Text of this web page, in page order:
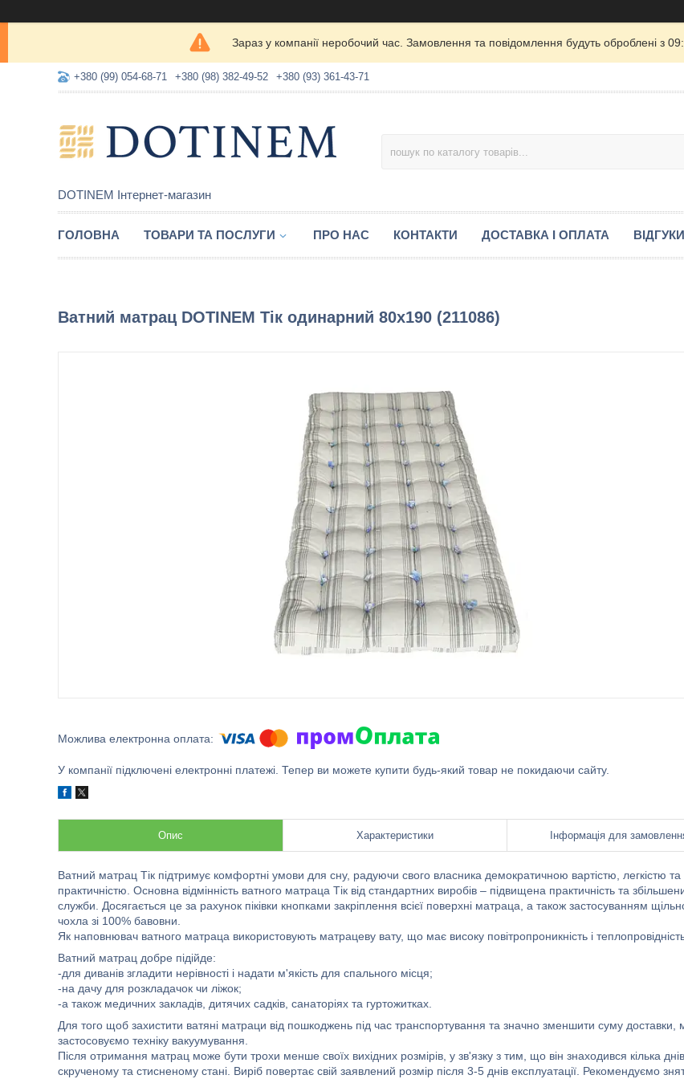
Зараз у компанії неробочий час. Замовлення та повідомлення будуть оброблені з
+380 (99) 054-68-71 +380 (98) 382-49-52 +380 (93) 361-43-71
DOTINEM Інтернет-магазин
ГОЛОВНА ТОВАРИ ТА ПОСЛУГИ ПРО НАС КОНТАКТИ ДОСТАВКА І ОПЛАТА ВІДГУКИ
Ватний матрац DOTINEM Тік одинарний 80х190 (211086)
У компанії підключені електронні платежі. Тепер ви можете купити будь-який товар не покидаючи сайту.
Опис Характеристики Інформація для
Ватний матрац Тік підтримує комфортні умови для сну, радуючи свого власника демократичною вартістю, легкістю та
практичністю. Основна відмінність ватного матраца Тік від стандартних виробів – підвищена практичність та
служби. Досягається це за рахунок піківки кнопками закріплення всієї поверхні матраца, а також застосуванням
чохла зі 100% бавовни.
Як наповнювач ватного матраца використовують матрацеву вату, що має високу повітропроникність і
Ватний матрац добре підійде:
-для диванів згладити нерівності і надати м'якість для спального місця;
-на дачу для розкладачок чи ліжок;
-а також медичних закладів, дитячих садків, санаторіях та гуртожитках.
Для того щоб захистити ватяні матраци від пошкоджень під час транспортування та значно зменшити суму доставки,
застосовуємо техніку вакуумування.
Після отримання матрац може бути трохи менше своїх вихідних розмірів, у зв'язку з тим, що він знаходився кілька
скрученому та стисненому стані. Виріб повертає свій заявлений розмір після 3-5 днів експлуатації. Рекомендуємо